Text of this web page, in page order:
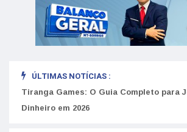
ÚLTIMAS NOTÍCIAS :
Tiranga Games: O Guia Completo para
Dinheiro em 2026